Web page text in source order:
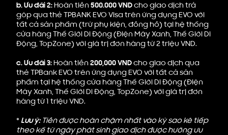
b.Ưu đãi 2:Hoàn tiền 500.000 VNDcho giao dịch trả
góp qua thẻ TPBANK EVO Visa trên ứng dụng EVO với
tất cả sản phẩm (trừ phụ kiện, đồng hồ) tại hệ thống
cửa hàng Thế Giới Di Động (Điện Máy Xanh, Thế Giới Di
Động, TopZone) với giá trị đơn hàng từ 2 triệu VND.
c.Ưu đãi 3:Hoàn tiền 200,000 VNDcho giao dịch qua
thẻ TPBank EVO trên ứng dụng EVO với tất cả sản
phẩm tại hệ thống cửa hàng Thế Giới Di Động (Điện
Máy Xanh, Thế Giới Di Động, TopZone) với giá trị đơn
hàng từ 1 triệu VND.
* Lưu ý: Tiền được hoàn chậm nhất vào kỳ sao kê tiếp
theo kể từ ngày phát sinh giao dịch được hưởng ưu